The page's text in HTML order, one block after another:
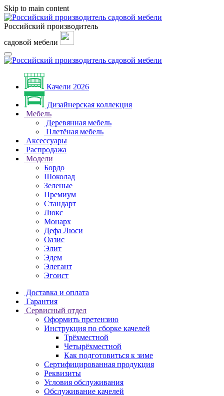
Skip to main content
Российский производитель
садовой мебели
Качели 2026
Дизайнерская коллекция
Мебель
Деревянная мебель
Плетёная мебель
Аксессуары
Распродажа
Модели
Бордо
Шоколад
Зеленые
Премиум
Стандарт
Люкс
Монарх
Дефа Люси
Оазис
Элит
Эдем
Элегант
Эгоист
Доставка и оплата
Гарантия
Сервисный отдел
Оформить претензию
Инструкция по сборке качелей
Трёхместной
Четырёхместной
Как подготовиться к зиме
Сертифицированная продукция
Реквизиты
Условия обслуживания
Обслуживание качелей